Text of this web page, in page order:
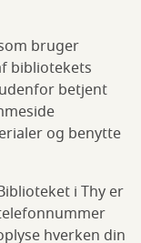
bruger
bibliotekets
betjent
og benytte
i Thy er
hverken din